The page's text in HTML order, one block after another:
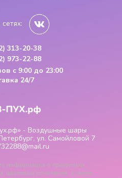
- Воздушные шары
ул. Самойловой 7
313-20-38
973-22-88
с 9:00 до 23:00
24/7
информация о продукции
цветовые сочетания, а также